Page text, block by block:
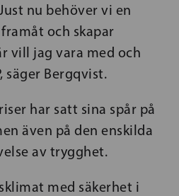
nu behöver vi en
och skapar
vill jag vara med och
säger Bergqvist.
har satt sina spår på
även på den enskilda
av trygghet.
med säkerhet i